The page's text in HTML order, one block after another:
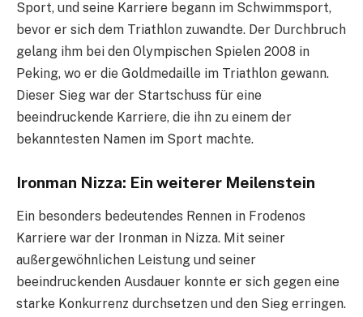
Sport, und seine Karriere begann im Schwimmsport,
bevor er sich dem Triathlon zuwandte. Der Durchbruch
gelang ihm bei den Olympischen Spielen 2008 in
Peking, wo er die Goldmedaille im Triathlon gewann.
Dieser Sieg war der Startschuss für eine
beeindruckende Karriere, die ihn zu einem der
bekanntesten Namen im Sport machte.
Ironman Nizza: Ein weiterer Meilenstein
Ein besonders bedeutendes Rennen in Frodenos
Karriere war der Ironman in Nizza. Mit seiner
außergewöhnlichen Leistung und seiner
beeindruckenden Ausdauer konnte er sich gegen eine
starke Konkurrenz durchsetzen und den Sieg erringen.